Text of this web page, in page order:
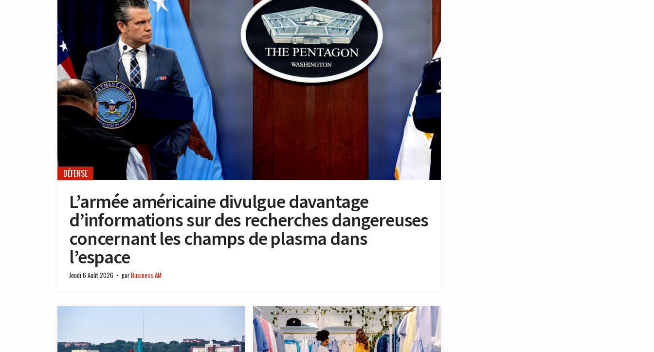
DÉFENSE
L’armée américaine divulgue davantage
d’informations sur des recherches dangereuses
concernant les champs de plasma dans
l’espace
Jeudi 6 Août 2026 parBusiness AM